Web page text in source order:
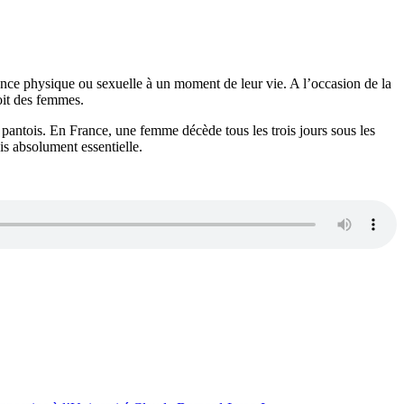
physique ou sexuelle à un moment de leur vie. A l’occasion de la
des femmes.
En France, une femme décède tous les trois jours sous les
absolument essentielle.